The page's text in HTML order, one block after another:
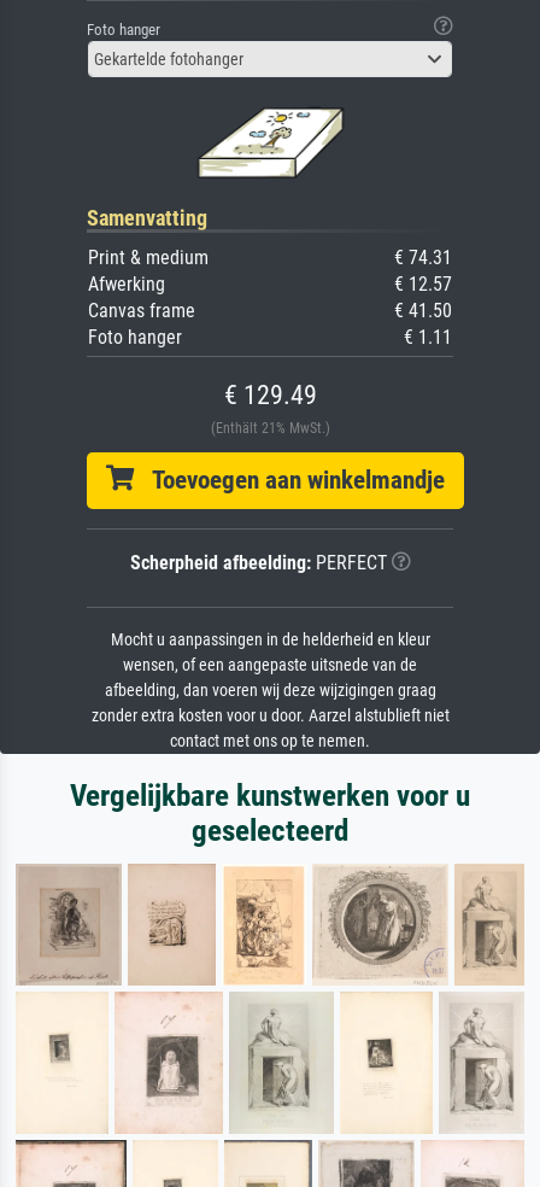
Foto hanger
Gekartelde fotohanger
Samenvatting
Print & medium
€ 74.31
Afwerking
€ 12.57
Canvas frame
€ 41.50
Foto hanger
€ 1.11
€ 129.49
(Enthält 21% MwSt.)
Toevoegen aan winkelmandje
Scherpheid afbeelding:PERFECT
Mocht u aanpassingen in de helderheid en kleur
wensen, of een aangepaste uitsnede van de
afbeelding, dan voeren wij deze wijzigingen graag
zonder extra kosten voor u door. Aarzel alstublieft niet
contact met ons op te nemen.
Vergelijkbare kunstwerken voor u
geselecteerd